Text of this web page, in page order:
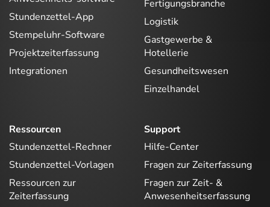
Stundenzettel-App
Stempeluhr-Software
Projektzeiterfassung
Integrationen
Fertigungsbranche
Logistik
Gastgewerbe &
Hotellerie
Gesundheitswesen
Einzelhandel
Ressourcen
Stundenzettel-Rechner
Stundenzettel-Vorlagen
Ressourcen zur
Zeiterfassung
Support
Hilfe-Center
Fragen zur Zeiterfassung
Fragen zur Zeit- &
Anwesenheitserfassung